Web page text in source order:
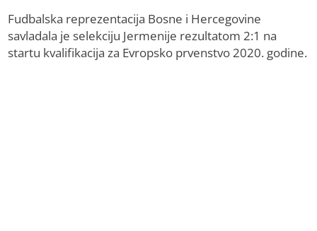
Fudbalska reprezentacija Bosne i Hercegovine
savladala je selekciju Jermenije rezultatom 2:1 na
startu kvalifikacija za Evropsko prvenstvo 2020. godine.